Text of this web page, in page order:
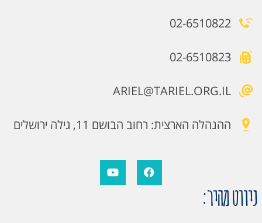
02-6510822
02-6510823
ARIEL@TARIEL.ORG.IL
ההנהלה הארצית: רחוב הבושם 11, גילה ירושלים
ניווט מהיר: